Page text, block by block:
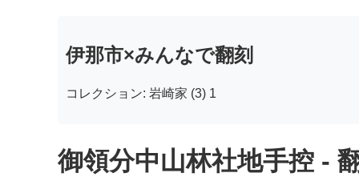
伊那市×みんなで翻刻
コレクション: 岩崎家 (3) 1
御領分中山林社地手控 -